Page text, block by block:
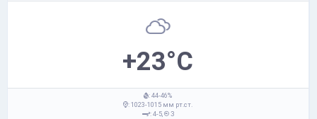
+23°C
: 44-46%
: 1023-1015 мм рт.ст.
: 4-5,
З